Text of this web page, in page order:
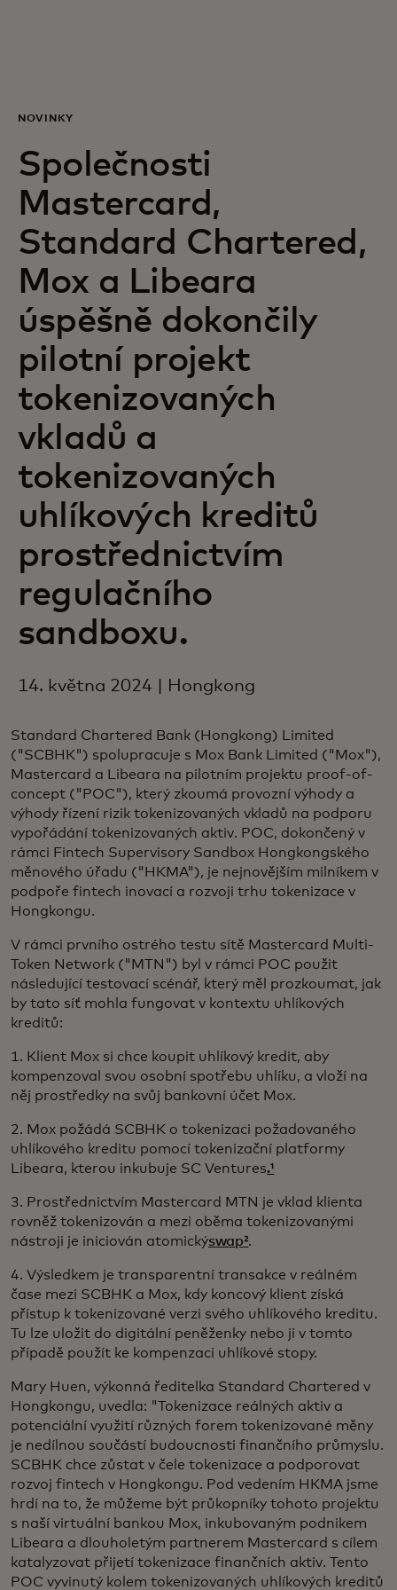
Pro svět
Pro inovátory
Novinky a trendy
NOVINKY
Společnosti
Mastercard,
Standard Chartered,
Mox a Libeara
úspěšně dokončily
pilotní projekt
tokenizovaných
vkladů a
tokenizovaných
uhlíkových kreditů
prostřednictvím
regulačního
sandboxu.
14. května 2024 | Hongkong
Standard Chartered Bank (Hongkong) Limited
("SCBHK") spolupracuje s Mox Bank Limited ("Mox"),
Mastercard a Libeara na pilotním projektu proof-of-
concept ("POC"), který zkoumá provozní výhody a
výhody řízení rizik tokenizovaných vkladů na podporu
vypořádání tokenizovaných aktiv. POC, dokončený v
rámci Fintech Supervisory Sandbox Hongkongského
měnového úřadu ("HKMA"), je nejnovějším milníkem v
podpoře fintech inovací a rozvoji trhu tokenizace v
Hongkongu.
V rámci prvního ostrého testu sítě Mastercard Multi-
Token Network ("MTN") byl v rámci POC použit
následující testovací scénář, který měl prozkoumat, jak
by tato síť mohla fungovat v kontextu uhlíkových
kreditů:
1. Klient Mox si chce koupit uhlíkový kredit, aby
kompenzoval svou osobní spotřebu uhlíku, a vloží na
něj prostředky na svůj bankovní účet Mox.
2. Mox požádá SCBHK o tokenizaci požadovaného
uhlíkového kreditu pomocí tokenizační platformy
Libeara, kterou inkubuje SC Ventures.¹
3. Prostřednictvím Mastercard MTN je vklad klienta
rovněž tokenizován a mezi oběma tokenizovanými
nástroji je iniciován atomickýswap².
4. Výsledkem je transparentní transakce v reálném
čase mezi SCBHK a Mox, kdy koncový klient získá
přístup k tokenizované verzi svého uhlíkového kreditu.
Tu lze uložit do digitální peněženky nebo ji v tomto
případě použít ke kompenzaci uhlíkové stopy.
Mary Huen, výkonná ředitelka Standard Chartered v
Hongkongu, uvedla: "Tokenizace reálných aktiv a
potenciální využití různých forem tokenizované měny
je nedílnou součástí budoucnosti finančního průmyslu.
SCBHK chce zůstat v čele tokenizace a podporovat
rozvoj fintech v Hongkongu. Pod vedením HKMA jsme
hrdí na to, že můžeme být průkopníky tohoto projektu
s naší virtuální bankou Mox, inkubovaným podnikem
Libeara a dlouholetým partnerem Mastercard s cílem
katalyzovat přijetí tokenizace finančních aktiv. Tento
POC vyvinutý kolem tokenizovaných uhlíkových kreditů